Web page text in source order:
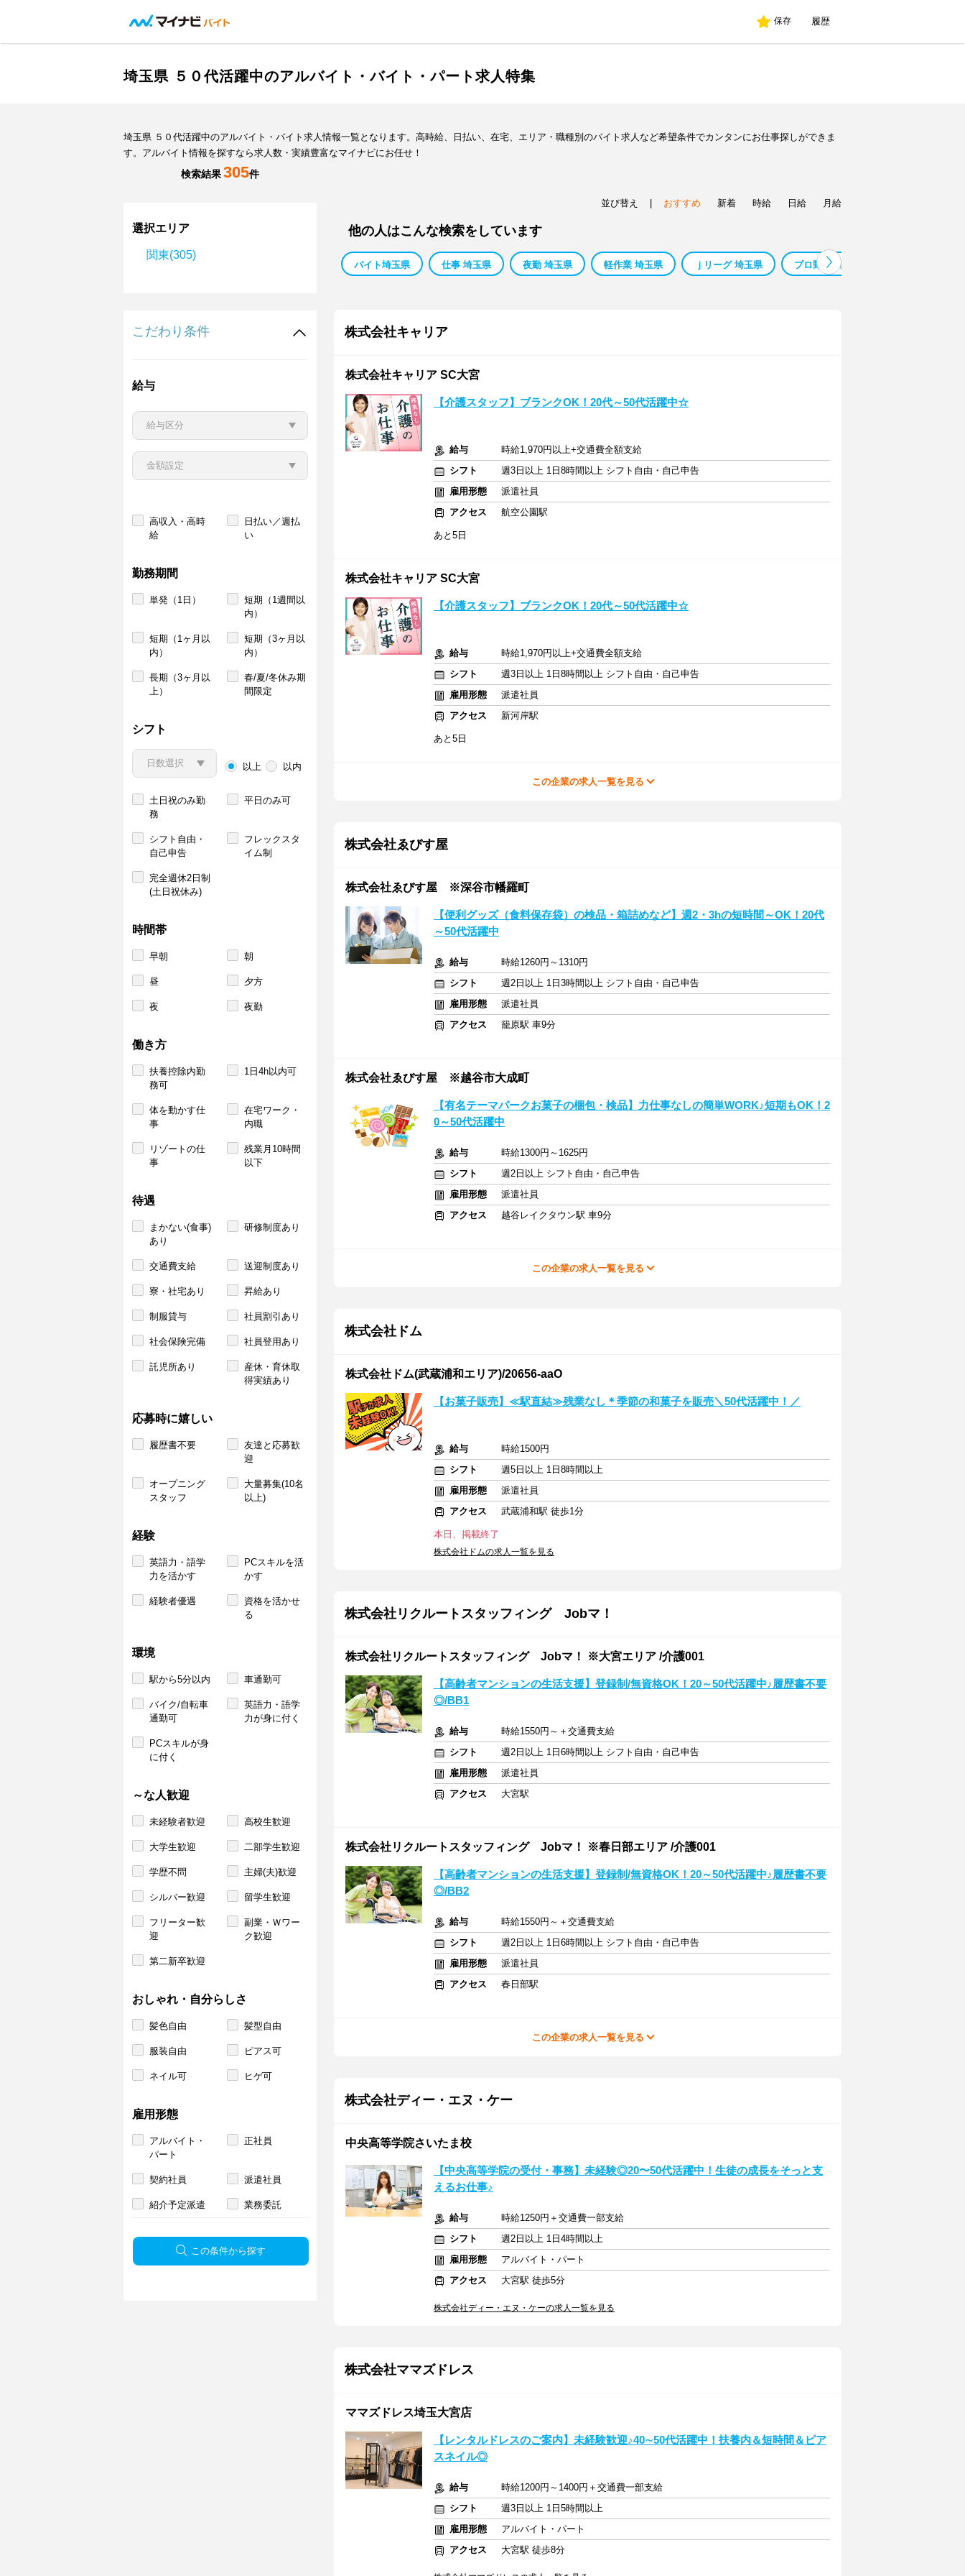
保存 履歴
埼玉県 ５０代活躍中のアルバイト・バイト・パート求人特集
埼玉県 ５０代活躍中のアルバイト・バイト求人情報一覧となります。高時給、日払い、在宅、エリア・職種別のバイト求人など希望条件でカンタンにお仕事探しができま
す。アルバイト情報を探すなら求人数・実績豊富なマイナビにお任せ！
検索結果305件
選択エリア
関東(305)
こだわり条件
給与
高収入・高時
給
日払い／週払
い
勤務期間
単発（1日）
短期（1週間以
内）
短期（1ヶ月以
内）
短期（3ヶ月以
内）
長期（3ヶ月以
上）
春/夏/冬休み期
間限定
シフト
以上 以内
土日祝のみ勤
務
平日のみ可
シフト自由・
自己申告
フレックスタ
イム制
完全週休2日制
(土日祝休み)
時間帯
早朝 朝
昼 夕方
夜 夜勤
働き方
扶養控除内勤
務可
1日4h以内可
体を動かす仕
事
在宅ワーク・
内職
リゾートの仕
事
残業月10時間
以下
待遇
まかない(食事)
あり
研修制度あり
交通費支給 送迎制度あり
寮・社宅あり 昇給あり
制服貸与 社員割引あり
社会保険完備 社員登用あり
託児所あり
産休・育休取
得実績あり
応募時に嬉しい
履歴書不要
友達と応募歓
迎
オープニング
スタッフ
大量募集(10名
以上)
経験
英語力・語学
力を活かす
PCスキルを活
かす
経験者優遇
資格を活かせ
る
環境
駅から5分以内 車通勤可
バイク/自転車
通勤可
英語力・語学
力が身に付く
PCスキルが身
に付く
～な人歓迎
未経験者歓迎 高校生歓迎
大学生歓迎 二部学生歓迎
学歴不問 主婦(夫)歓迎
シルバー歓迎 留学生歓迎
フリーター歓
迎
副業・Ｗワー
ク歓迎
第二新卒歓迎
おしゃれ・自分らしさ
髪色自由 髪型自由
服装自由 ピアス可
ネイル可 ヒゲ可
雇用形態
アルバイト・
パート
正社員
契約社員 派遣社員
紹介予定派遣 業務委託
この条件から探す
並び替え おすすめ 新着 時給 日給 月給
他の人はこんな検索をしています
バイト埼玉県 仕事 埼玉県 夜勤 埼玉県 軽作業 埼玉県 ｊリーグ 埼玉県 プロ野球 埼玉県
株式会社キャリア
株式会社キャリア SC大宮
【介護スタッフ】ブランクOK！20代～50代活躍中☆
給与
時給1,970円以上+交通費全額支給
シフト
週3日以上 1日8時間以上 シフト自由・自己申告
雇用形態
派遣社員
アクセス
航空公園駅
あと5日
株式会社キャリア SC大宮
【介護スタッフ】ブランクOK！20代～50代活躍中☆
給与
時給1,970円以上+交通費全額支給
シフト
週3日以上 1日8時間以上 シフト自由・自己申告
雇用形態
派遣社員
アクセス
新河岸駅
あと5日
この企業の求人一覧を見る
株式会社ゑびす屋
株式会社ゑびす屋 ※深谷市幡羅町
【便利グッズ（食料保存袋）の検品・箱詰めなど】週2・3hの短時間～OK！20代
～50代活躍中
給与
時給1260円～1310円
シフト
週2日以上 1日3時間以上 シフト自由・自己申告
雇用形態
派遣社員
アクセス
籠原駅 車9分
株式会社ゑびす屋 ※越谷市大成町
【有名テーマパークお菓子の梱包・検品】力仕事なしの簡単WORK♪短期もOK！2
0～50代活躍中
給与
時給1300円～1625円
シフト
週2日以上 シフト自由・自己申告
雇用形態
派遣社員
アクセス
越谷レイクタウン駅 車9分
この企業の求人一覧を見る
株式会社ドム
株式会社ドム(武蔵浦和エリア)/20656-aaO
【お菓子販売】≪駅直結≫残業なし＊季節の和菓子を販売＼50代活躍中！／
給与
時給1500円
シフト
週5日以上 1日8時間以上
雇用形態
派遣社員
アクセス
武蔵浦和駅 徒歩1分
本日、掲載終了
株式会社ドムの求人一覧を見る
株式会社リクルートスタッフィング Jobマ！
株式会社リクルートスタッフィング Jobマ！ ※大宮エリア /介護001
【高齢者マンションの生活支援】登録制/無資格OK！20～50代活躍中♪履歴書不要
◎/BB1
給与
時給1550円～＋交通費支給
シフト
週2日以上 1日6時間以上 シフト自由・自己申告
雇用形態
派遣社員
アクセス
大宮駅
株式会社リクルートスタッフィング Jobマ！ ※春日部エリア /介護001
【高齢者マンションの生活支援】登録制/無資格OK！20～50代活躍中♪履歴書不要
◎/BB2
給与
時給1550円～＋交通費支給
シフト
週2日以上 1日6時間以上 シフト自由・自己申告
雇用形態
派遣社員
アクセス
春日部駅
この企業の求人一覧を見る
株式会社ディー・エヌ・ケー
中央高等学院さいたま校
【中央高等学院の受付・事務】未経験◎20〜50代活躍中！生徒の成長をそっと支
えるお仕事♪
給与
時給1250円＋交通費一部支給
シフト
週2日以上 1日4時間以上
雇用形態
アルバイト・パート
アクセス
大宮駅 徒歩5分
株式会社ディー・エヌ・ケーの求人一覧を見る
株式会社ママズドレス
ママズドレス埼玉大宮店
【レンタルドレスのご案内】未経験歓迎♪40∼50代活躍中！扶養内＆短時間＆ピア
スネイル◎
給与
時給1200円～1400円＋交通費一部支給
シフト
週3日以上 1日5時間以上
雇用形態
アルバイト・パート
アクセス
大宮駅 徒歩8分